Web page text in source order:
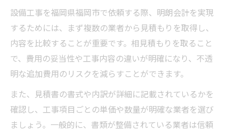
設備工事を福岡県福岡市で依頼する際、明朗会計を実現
するためには、まず複数の業者から見積もりを取得し、
内容を比較することが重要です。相見積もりを取ること
で、費用の妥当性や工事内容の違いが明確になり、不透
明な追加費用のリスクを減らすことができます。
また、見積書の書式や内訳が詳細に記載されているかを
確認し、工事項目ごとの単価や数量が明確な業者を選び
ましょう。一般的に、書類が整備されている業者は信頼